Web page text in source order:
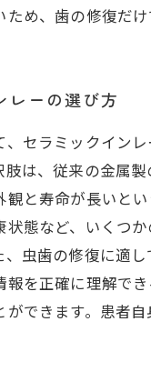
ため、歯の修復だ
レーの選び方
、セラミックイン
肢は、従来の金属
観と寿命が長いと
状態など、いくつ
、虫歯の修復に適
報を正確に理解で
ができます。患者